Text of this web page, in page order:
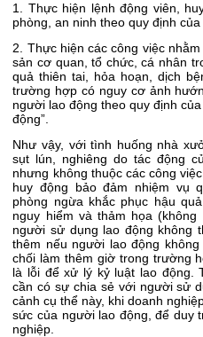
1. Thực hiện lệnh động viên,
phòng, an ninh theo quy định
2. Thực hiện các công việc
sản cơ quan, tổ chức, cá nhân
quả thiên tai, hỏa hoạn, dịch
trường hợp có nguy cơ ảnh
người lao động theo quy định
động”.
Như vậy, với tình huống nhà
sụt lún, nghiêng do tác động
nhưng không thuộc các công
huy động bảo đảm nhiệm vụ
phòng ngừa khắc phục hậu
nguy hiểm và thảm họa
người sử dụng lao động không
thêm nếu người lao động
chối làm thêm giờ trong trường
là lỗi để xử lý kỷ luật lao động.
cần có sự chia sẻ với người sử
cảnh cụ thể này, khi doanh
sức của người lao động, để duy
nghiệp.